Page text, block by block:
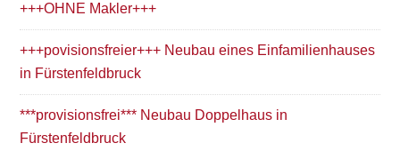
+++OHNE Makler+++
+++povisionsfreier+++ Neubau eines Einfamilienhauses
in Fürstenfeldbruck
***provisionsfrei*** Neubau Doppelhaus in
Fürstenfeldbruck